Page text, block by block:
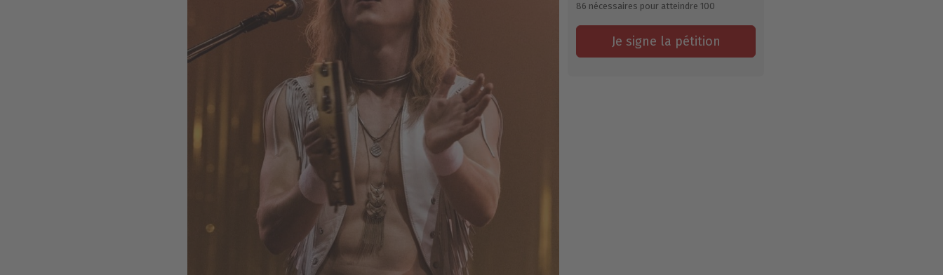
86 nécessaires pour atteindre 100
Je signe la pétition